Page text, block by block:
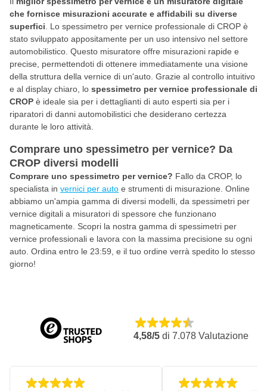
che fornisce misurazioni accurate e affidabili su diverse
superfici . Lo spessimetro per vernice professionale di CROP è
stato sviluppato appositamente per un uso intensivo nel settore
automobilistico. Questo misuratore offre misurazioni rapide e
precise, permettendoti di ottenere immediatamente una visione
della struttura della vernice di un'auto. Grazie al controllo intuitivo
e al display chiaro, lo spessimetro per vernice professionale di
CROP è ideale sia per i dettaglianti di auto esperti sia per i
riparatori di danni automobilistici che desiderano certezza
durante le loro attività.
Comprare uno spessimetro per vernice? Da
CROP diversi modelli
Comprare uno spessimetro per vernice? Fallo da CROP, lo
specialista in vernici per auto e strumenti di misurazione. Online
abbiamo un'ampia gamma di diversi modelli, da spessimetri per
vernice digitali a misuratori di spessore che funzionano
magneticamente. Scopri la nostra gamma di spessimetri per
vernice professionali e lavora con la massima precisione su ogni
auto. Ordina entro le 23:59, e il tuo ordine verrà spedito lo stesso
giorno!
4,58/5 di 7.078 Valutazione